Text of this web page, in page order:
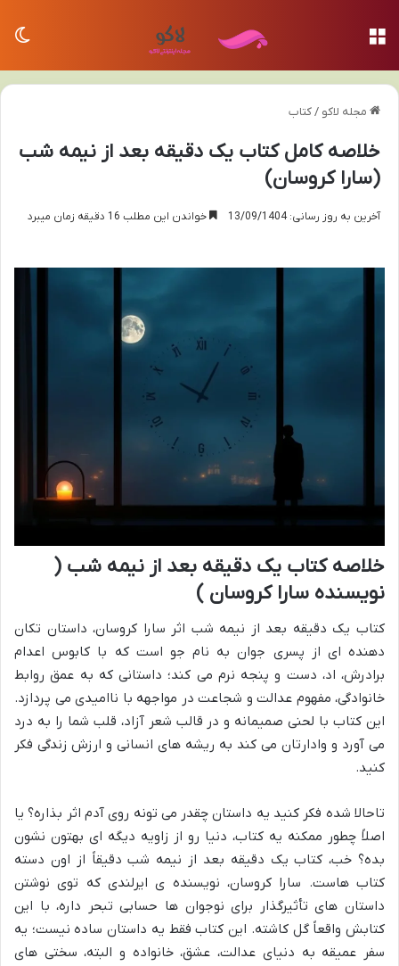
مجله لاکو /کتاب
خلاصه کامل کتاب یک دقیقه بعد از نیمه شب
(سارا کروسان)
آخرین به روز رسانی: 13/09/1404 خواندن این مطلب 16 دقیقه زمان میبرد
خلاصه کتاب یک دقیقه بعد از نیمه شب (
نویسنده سارا کروسان )
کتاب یک دقیقه بعد از نیمه شب اثر سارا کروسان، داستان تکان
دهنده ای از پسری جوان به نام جو است که با کابوس اعدام
برادرش، اد، دست و پنجه نرم می کند؛ داستانی که به عمق روابط
خانوادگی، مفهوم عدالت و شجاعت در مواجهه با ناامیدی می پردازد.
این کتاب با لحنی صمیمانه و در قالب شعر آزاد، قلب شما را به درد
می آورد و وادارتان می کند به ریشه های انسانی و ارزش زندگی فکر
کنید.
تاحالا شده فکر کنید یه داستان چقدر می تونه روی آدم اثر بذاره؟ یا
اصلاً چطور ممکنه یه کتاب، دنیا رو از زاویه دیگه ای بهتون نشون
بده؟ خب، کتاب یک دقیقه بعد از نیمه شب دقیقاً از اون دسته
کتاب هاست. سارا کروسان، نویسنده ی ایرلندی که توی نوشتن
داستان های تأثیرگذار برای نوجوان ها حسابی تبحر داره، با این
کتابش واقعاً گل کاشته. این کتاب فقط یه داستان ساده نیست؛ یه
سفر عمیقه به دنیای عدالت، عشق، خانواده و البته، سختی های